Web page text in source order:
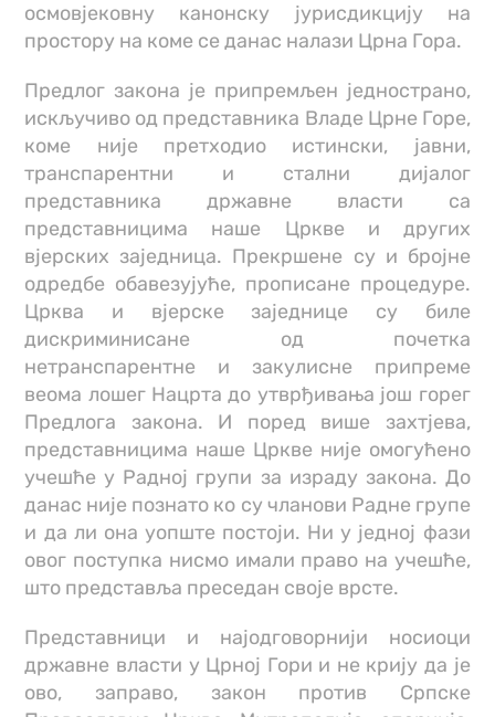
осмовјековну канонску јурисдикцију на
простору на коме се данас налази Црна Гора.
Предлог закона је припремљен једнострано,
искључиво од представника Владе Црне Горе,
коме није претходио истински, јавни,
транспарентни и стални дијалог
представника државне власти са
представницима наше Цркве и других
вјерских заједница. Прекршене су и бројне
одредбе обавезујуће, прописане процедуре.
Црква и вјерске заједнице су биле
дискриминисане од почетка
нетранспарентне и закулисне припреме
веома лошег Нацрта до утврђивања још горег
Предлога закона. И поред више захтјева,
представницима наше Цркве није омогућено
учешће у Радној групи за израду закона. До
данас није познато ко су чланови Радне групе
и да ли она уопште постоји. Ни у једној фази
овог поступка нисмо имали право на учешће,
што представља преседан своје врсте.
Представници и најодговорнији носиоци
државне власти у Црној Гори и не крију да је
ово, заправо, закон против Српске